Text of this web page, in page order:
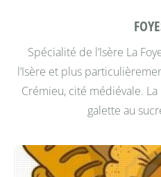
Spécialité de l’Isère La
l’Isère et plus
Crémieu, cité médiévale. La
galette au